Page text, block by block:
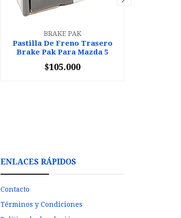
BRAKE PAK
Pastilla De Freno Trasero
Brake Pak Para Mazda 5
+
$105.000
ENLACES RÁPIDOS
Contacto
Términos y Condiciones